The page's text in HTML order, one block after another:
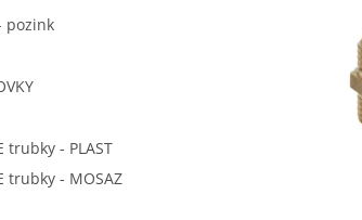
pozink
trubky - PLAST
trubky - MOSAZ